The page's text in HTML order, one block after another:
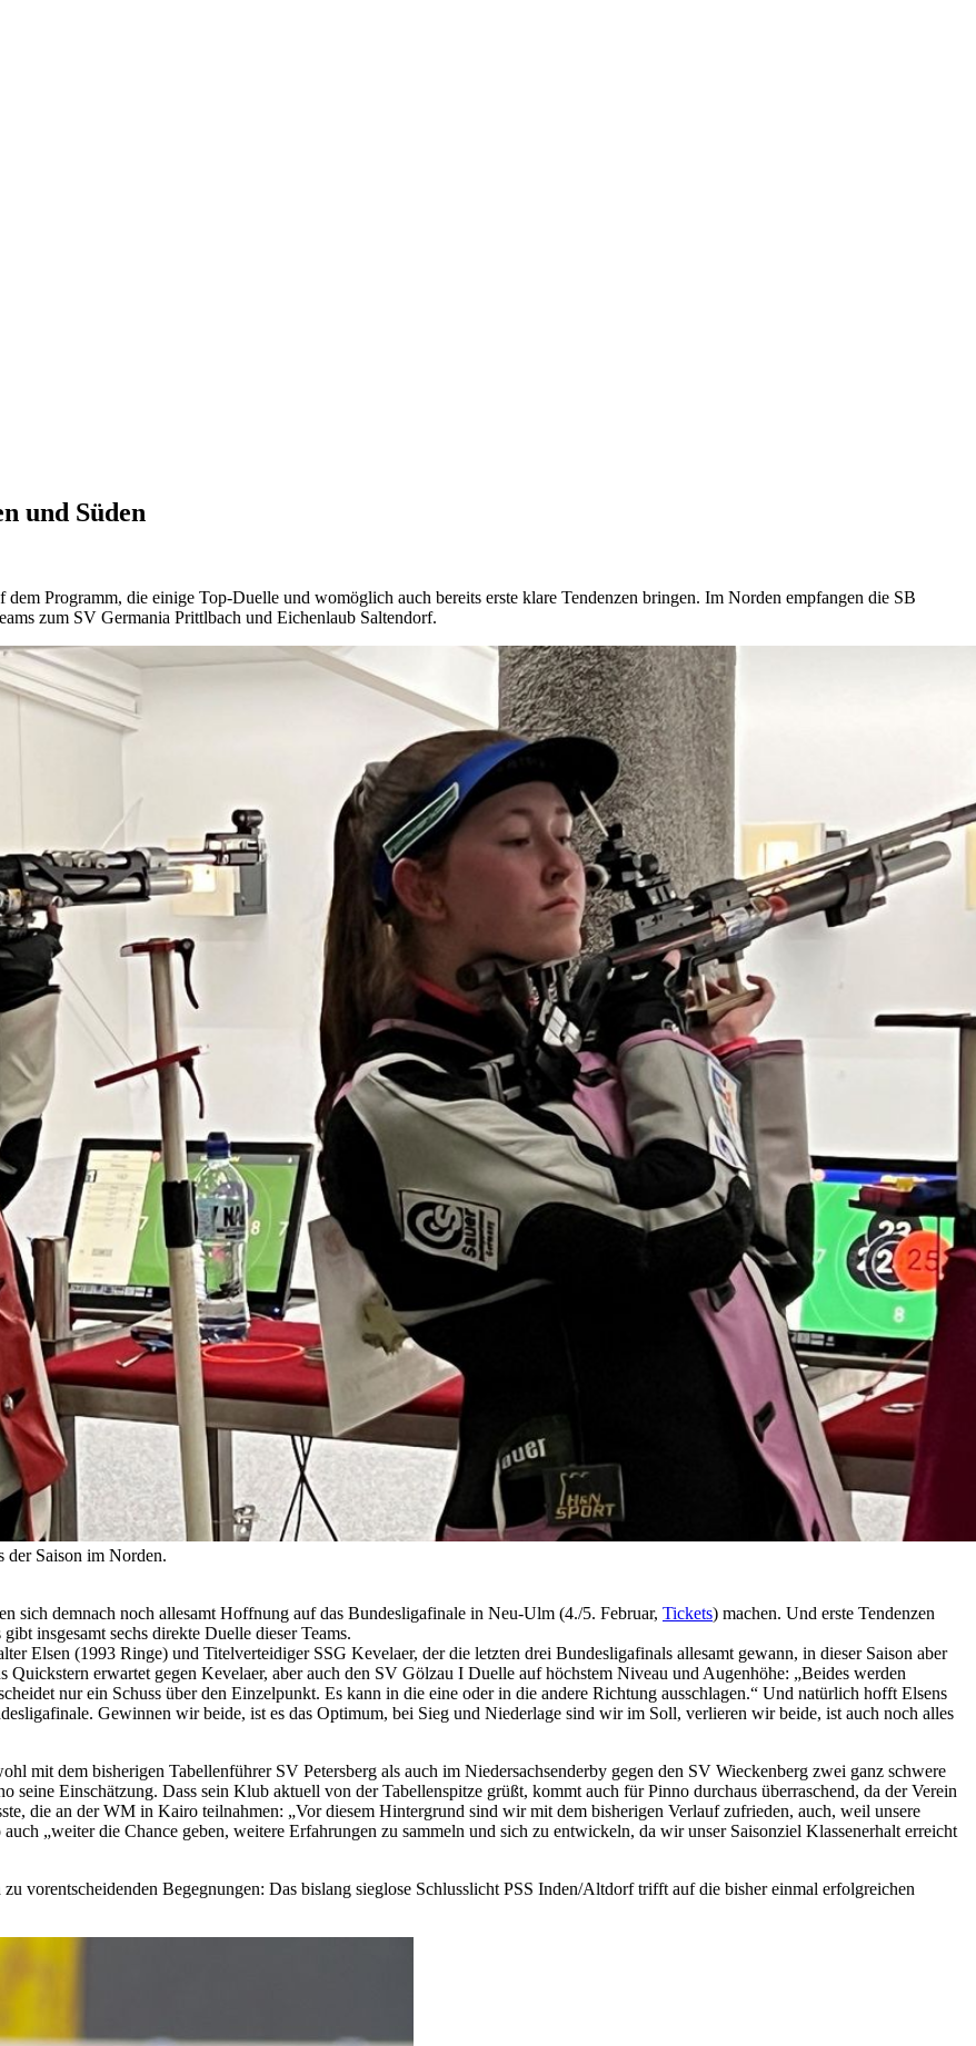
und Süden
Programm, die einige Top-Duelle und womöglich auch bereits erste klare Tendenzen bringen. Im Norden empfangen die SB
zum SV Germania Prittlbach und Eichenlaub Saltendorf.
der Saison im Norden.
sich demnach noch allesamt Hoffnung auf das Bundesligafinale in Neu-Ulm (4./5. Februar, Tickets) machen. Und erste Tendenzen
insgesamt sechs direkte Duelle dieser Teams.
Elsen (1993 Ringe) und Titelverteidiger SSG Kevelaer, der die letzten drei Bundesligafinals allesamt gewann, in dieser Saison aber
erwartet gegen Kevelaer, aber auch den SV Gölzau I Duelle auf höchstem Niveau und Augenhöhe: „Beides werden
nur ein Schuss über den Einzelpunkt. Es kann in die eine oder in die andere Richtung ausschlagen.“ Und natürlich hofft Elsens
Gewinnen wir beide, ist es das Optimum, bei Sieg und Niederlage sind wir im Soll, verlieren wir beide, ist auch noch alles
mit dem bisherigen Tabellenführer SV Petersberg als auch im Niedersachsenderby gegen den SV Wieckenberg zwei ganz schwere
Einschätzung. Dass sein Klub aktuell von der Tabellenspitze grüßt, kommt auch für Pinno durchaus überraschend, da der Verein
die an der WM in Kairo teilnahmen: „Vor diesem Hintergrund sind wir mit dem bisherigen Verlauf zufrieden, auch, weil unsere
„weiter die Chance geben, weitere Erfahrungen zu sammeln und sich zu entwickeln, da wir unser Saisonziel Klassenerhalt erreicht
vorentscheidenden Begegnungen: Das bislang sieglose Schlusslicht PSS Inden/Altdorf trifft auf die bisher einmal erfolgreichen